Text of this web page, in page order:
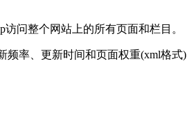
问整个网站上的所有页面和栏目。
率、更新时间和页面权重(xml格式)